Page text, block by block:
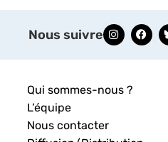
Nous suivre
Qui sommes-nous ?
L’équipe
Nous contacter